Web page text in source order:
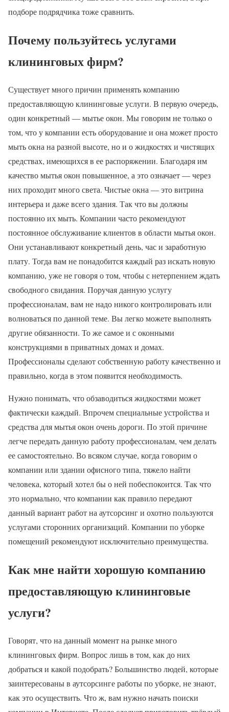
подборе подрядчика тоже сравнить.
Почему пользуйтесь услугами
клининговых фирм?
Существует много причин применять компанию
предоставляющую клининговые услуги. В первую очередь,
один конкретный — мытье окон. Мы говорим не только о
том, что у компании есть оборудование и она может просто
мыть окна на разной высоте, но и о жидкостях и чистящих
средствах, имеющихся в ее распоряжении. Благодаря им
качество мытья окон повышенное, а это означает — через
них проходит много света. Чистые окна — это витрина
интерьера и даже всего здания. Так что вы должны
постоянно их мыть. Компании часто рекомендуют
постоянное обслуживание клиентов в области мытья окон.
Они устанавливают конкретный день, час и заработную
плату. Тогда вам не понадобится каждый раз искать новую
компанию, уже не говоря о том, чтобы с нетерпением ждать
свободного свидания. Поручая данную услугу
профессионалам, вам не надо никого контролировать или
волноваться по данной теме. Вы легко можете выполнять
другие обязанности. То же самое и с оконными
конструкциями в приватных домах и домах.
Профессионалы сделают собственную работу качественно и
правильно, когда в этом появится необходимость.
Нужно понимать, что обзаводиться жидкостями может
фактически каждый. Впрочем специальные устройства и
средства для мытья окон очень дороги. По этой причине
легче передать данную работу профессионалам, чем делать
ее самостоятельно. Во всяком случае, когда говорим о
компании или здании офисного типа, тяжело найти
человека, который хотел бы о ней побеспокоится. Так что
это нормально, что компании как правило передают
данный вариант работ на аутсорсинг и охотно пользуются
услугами сторонних организаций. Компании по уборке
помещений рекомендуют исключительно преимущества.
Как мне найти хорошую компанию
предоставляющую клининговые
услуги?
Говорят, что на данный момент на рынке много
клининговых фирм. Вопрос лишь в том, как до них
добраться и какой подобрать? Большинство людей, которые
заинтересованы в аутсорсинге работы по уборке, не знают,
как это осуществить. Что ж, вам нужно начать поиски